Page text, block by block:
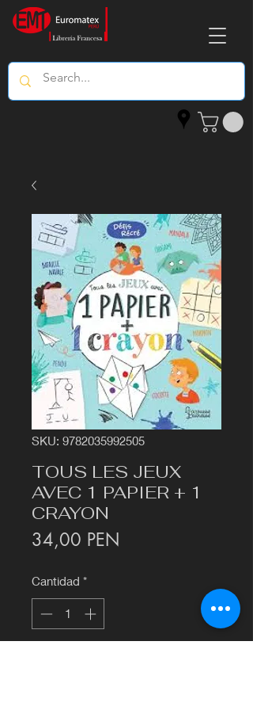
SKU: 9782035992505
TOUS LES JEUX
AVEC 1 PAPIER + 1
CRAYON
34,00 PEN
Cantidad *